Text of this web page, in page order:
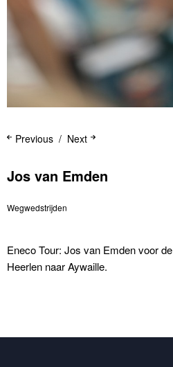
Next
Previous
Jos van Emden
Wegwedstrijden
Eneco Tour: Jos van Emden voor
Heerlen naar Aywaille.